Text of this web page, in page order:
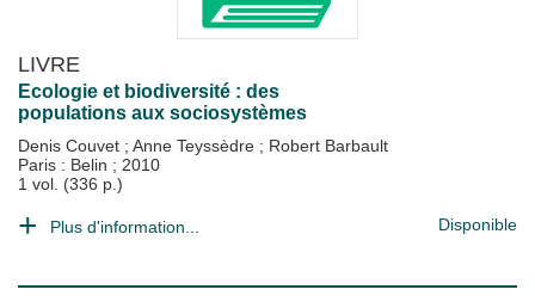
LIVRE
Ecologie et biodiversité : des
populations aux sociosystèmes
Denis Couvet ; Anne Teyssèdre ; Robert Barbault
Paris : Belin ; 2010
1 vol. (336 p.)
Plus d'information... Disponible